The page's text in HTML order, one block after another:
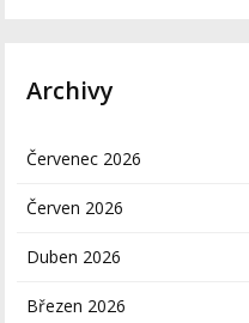
Archivy
Červenec 2026
Červen 2026
Duben 2026
Březen 2026